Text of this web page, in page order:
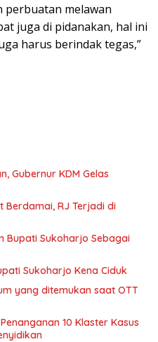
perbuatan melawan
juga di pidanakan, hal ini
harus berindak tegas,”
Gubernur KDM Gelas
Berdamai, RJ Terjadi di
Bupati Sukoharjo Sebagai
Sukoharjo Kena Ciduk
yang ditemukan saat OTT
10 Klaster Kasus